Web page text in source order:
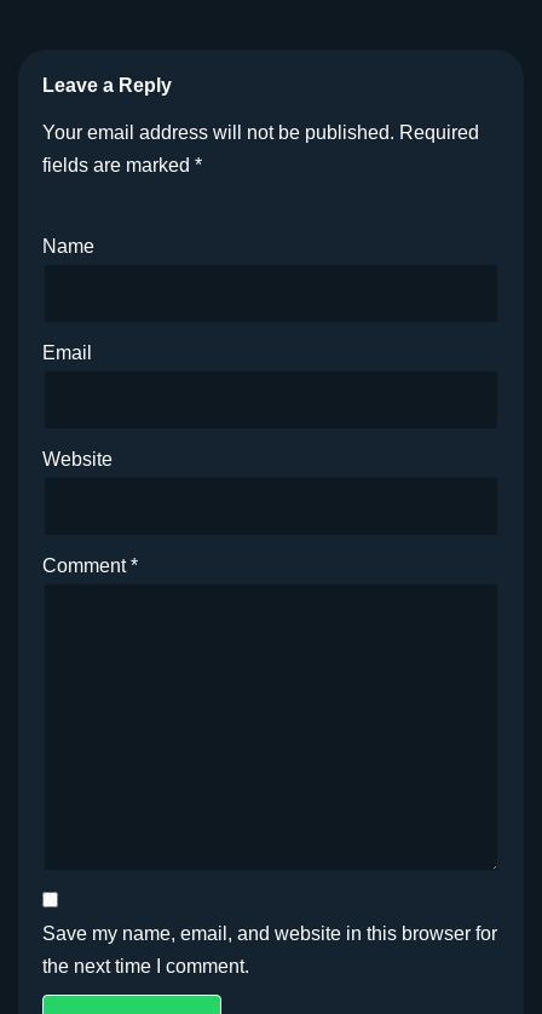
Leave a Reply
Your email address will not be published. Required
fields are marked *
Name
Email
Website
Comment*
Save my name, email, and website in this browser for
the next time I comment.